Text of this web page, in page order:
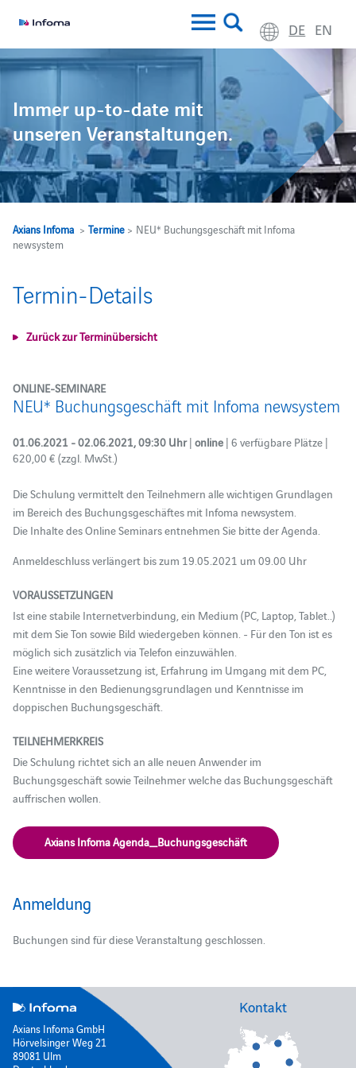
DE EN
Immer up-to-date mit
unseren Veranstaltungen.
Axians Infoma> Termine> NEU* Buchungsgeschäft mit Infoma
newsystem
Termin-Details
Zurück zur Terminübersicht
ONLINE-SEMINARE
NEU* Buchungsgeschäft mit Infoma newsystem
01.06.2021 - 02.06.2021, 09:30 Uhr| online | 6 verfügbare Plätze |
620,00 € (zzgl. MwSt.)
Die Schulung vermittelt den Teilnehmern alle wichtigen Grundlagen
im Bereich des Buchungsgeschäftes mit Infoma newsystem.
Die Inhalte des Online Seminars entnehmen Sie bitte der Agenda.
Anmeldeschluss verlängert bis zum 19.05.2021 um 09.00 Uhr
VORAUSSETZUNGEN
Ist eine stabile Internetverbindung, ein Medium (PC, Laptop, Tablet..)
mit dem Sie Ton sowie Bild wiedergeben können. - Für den Ton ist es
möglich sich zusätzlich via Telefon einzuwählen.
Eine weitere Voraussetzung ist, Erfahrung im Umgang mit dem PC,
Kenntnisse in den Bedienungsgrundlagen und Kenntnisse im
doppischen Buchungsgeschäft.
TEILNEHMERKREIS
Die Schulung richtet sich an alle neuen Anwender im
Buchungsgeschäft sowie Teilnehmer welche das Buchungsgeschäft
auffrischen wollen.
Axians Infoma Agenda_Buchungsgeschäft
Anmeldung
Buchungen sind für diese Veranstaltung geschlossen.
Axians Infoma GmbH
Hörvelsinger Weg 21
89081 Ulm
Kontakt